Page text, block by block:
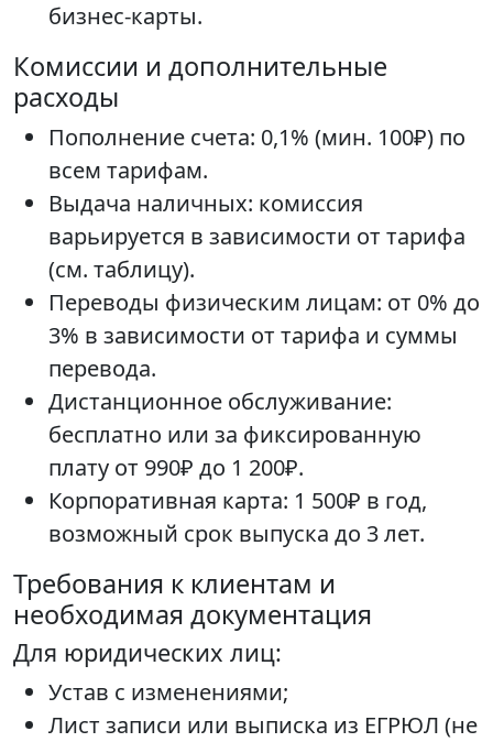
бизнес-карты.
Комиссии и дополнительные
расходы
Пополнение счета: 0,1% (мин. 100₽) по
всем тарифам.
Выдача наличных: комиссия
варьируется в зависимости от тарифа
(см. таблицу).
Переводы физическим лицам: от 0% до
3% в зависимости от тарифа и суммы
перевода.
Дистанционное обслуживание:
бесплатно или за фиксированную
плату от 990₽ до 1 200₽.
Корпоративная карта: 1 500₽ в год,
возможный срок выпуска до 3 лет.
Требования к клиентам и
необходимая документация
Для юридических лиц:
Устав с изменениями;
Лист записи или выписка из ЕГРЮЛ (не